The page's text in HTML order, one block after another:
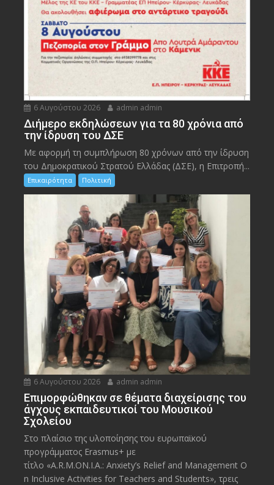
6 Αυγούστου 2026 admin admin
Διήμερο εκδηλώσεων για τα 80 χρόνια από
την ίδρυση του ΔΣΕ
Με αφορμή τη συμπλήρωση 80 χρόνων από την ίδρυση
του Δημοκρατικού Στρατού Ελλάδας (ΔΣΕ), η Επιτροπή...
Επικαιρότητα Πολιτική
6 Αυγούστου 2026 admin admin
Eπιμορφώθηκαν σε θέματα διαχείρισης του
άγχους εκπαιδευτικοί του Μουσικού
Σχολείου
Στο πλαίσιο της υλοποίησης του ευρωπαϊκού
προγράμματος Erasmus+ με
τίτλο «A.R.M.ON.I.A.: Anxiety’s Relief and Management O
n Inclusive Activities for Teachers and Students», τρεις